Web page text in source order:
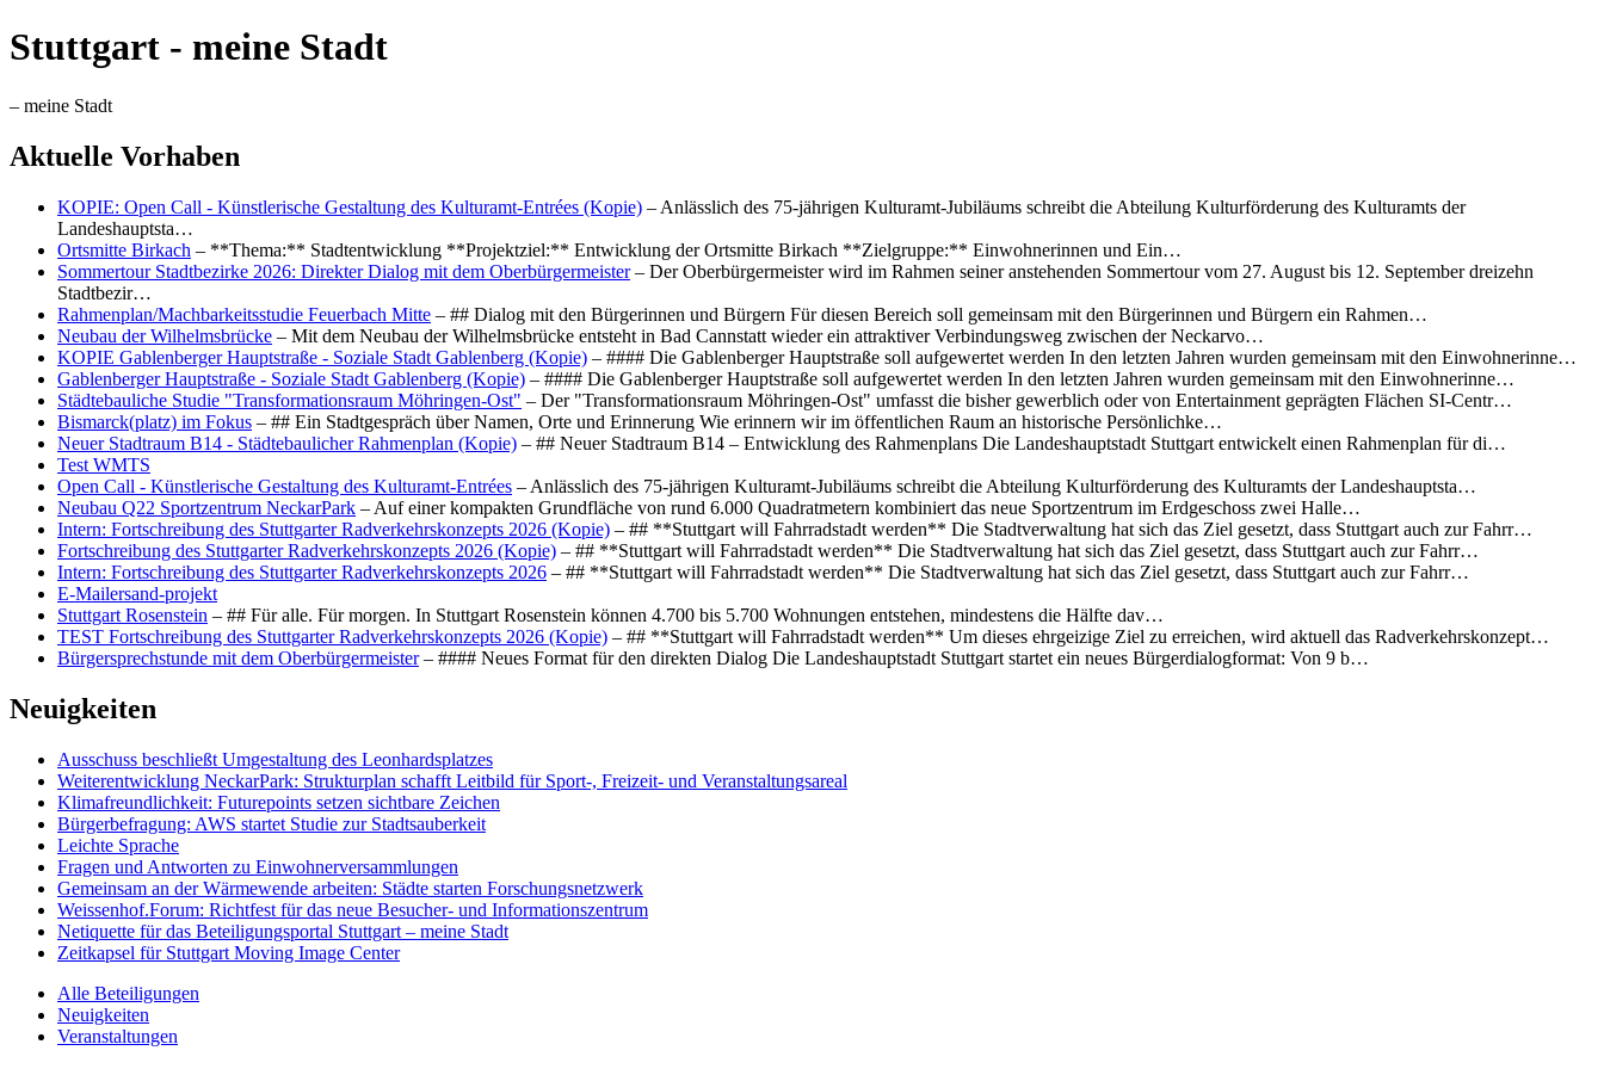
Stuttgart - meine Stadt
– meine Stadt
Aktuelle Vorhaben
KOPIE: Open Call - Künstlerische Gestaltung des Kulturamt-Entrées (Kopie) – Anlässlich des 75-jährigen Kulturamt-Jubiläums schreibt die Abteilung Kulturförderung des Kulturamts der
Landeshauptsta…
Ortsmitte Birkach – **Thema:** Stadtentwicklung **Projektziel:** Entwicklung der Ortsmitte Birkach **Zielgruppe:** Einwohnerinnen und Ein…
Sommertour Stadtbezirke 2026: Direkter Dialog mit dem Oberbürgermeister– Der Oberbürgermeister wird im Rahmen seiner anstehenden Sommertour vom 27. August bis 12. September dreizehn
Stadtbezir…
Rahmenplan/Machbarkeitsstudie Feuerbach Mitte – ## Dialog mit den Bürgerinnen und Bürgern Für diesen Bereich soll gemeinsam mit den Bürgerinnen und Bürgern ein Rahmen…
Neubau der Wilhelmsbrücke – Mit dem Neubau der Wilhelmsbrücke entsteht in Bad Cannstatt wieder ein attraktiver Verbindungsweg zwischen der Neckarvo…
KOPIE Gablenberger Hauptstraße - Soziale Stadt Gablenberg (Kopie) – #### Die Gablenberger Hauptstraße soll aufgewertet werden In den letzten Jahren wurden gemeinsam mit den Einwohnerinne…
Gablenberger Hauptstraße - Soziale Stadt Gablenberg (Kopie) – #### Die Gablenberger Hauptstraße soll aufgewertet werden In den letzten Jahren wurden gemeinsam mit den Einwohnerinne…
Städtebauliche Studie "Transformationsraum Möhringen-Ost" – Der "Transformationsraum Möhringen-Ost" umfasst die bisher gewerblich oder von Entertainment geprägten Flächen SI-Centr…
Bismarck(platz) im Fokus – ## Ein Stadtgespräch über Namen, Orte und Erinnerung Wie erinnern wir im öffentlichen Raum an historische Persönlichke…
Neuer Stadtraum B14 - Städtebaulicher Rahmenplan (Kopie) – ## Neuer Stadtraum B14 – Entwicklung des Rahmenplans Die Landeshauptstadt Stuttgart entwickelt einen Rahmenplan für di…
Test WMTS
Open Call - Künstlerische Gestaltung des Kulturamt-Entrées – Anlässlich des 75-jährigen Kulturamt-Jubiläums schreibt die Abteilung Kulturförderung des Kulturamts der Landeshauptsta…
Neubau Q22 Sportzentrum NeckarPark – Auf einer kompakten Grundfläche von rund 6.000 Quadratmetern kombiniert das neue Sportzentrum im Erdgeschoss zwei Halle…
Intern: Fortschreibung des Stuttgarter Radverkehrskonzepts 2026 (Kopie) – ## **Stuttgart will Fahrradstadt werden** Die Stadtverwaltung hat sich das Ziel gesetzt, dass Stuttgart auch zur Fahrr…
Fortschreibung des Stuttgarter Radverkehrskonzepts 2026 (Kopie) – ## **Stuttgart will Fahrradstadt werden** Die Stadtverwaltung hat sich das Ziel gesetzt, dass Stuttgart auch zur Fahrr…
Intern: Fortschreibung des Stuttgarter Radverkehrskonzepts 2026 – ## **Stuttgart will Fahrradstadt werden** Die Stadtverwaltung hat sich das Ziel gesetzt, dass Stuttgart auch zur Fahrr…
E-Mailersand-projekt
Stuttgart Rosenstein – ## Für alle. Für morgen. In Stuttgart Rosenstein können 4.700 bis 5.700 Wohnungen entstehen, mindestens die Hälfte dav…
TEST Fortschreibung des Stuttgarter Radverkehrskonzepts 2026 (Kopie) – ## **Stuttgart will Fahrradstadt werden** Um dieses ehrgeizige Ziel zu erreichen, wird aktuell das Radverkehrskonzept…
Bürgersprechstunde mit dem Oberbürgermeister– #### Neues Format für den direkten Dialog Die Landeshauptstadt Stuttgart startet ein neues Bürgerdialogformat: Von 9 b…
Neuigkeiten
Ausschuss beschließt Umgestaltung des Leonhards­platzes
Weiterentwicklung NeckarPark: Strukturplan schafft Leitbild für Sport-, Freizeit- und Veranstaltungsareal
Klimafreundlichkeit: Futurepoints setzen sichtbare Zeichen
Bürgerbefragung: AWS startet Studie zur Stadtsauberkeit
Leichte Sprache
Fragen und Antworten zu Einwohnerversammlungen
Gemeinsam an der Wärmewende arbeiten: Städte starten Forschungsnetzwerk
Weissenhof.Forum: Richtfest für das neue Besucher- und Informationszentrum
Netiquette für das Beteiligungsportal Stuttgart – meine Stadt
Zeitkapsel für Stuttgart Moving Image Center
Alle Beteiligungen
Neuigkeiten
Veranstaltungen